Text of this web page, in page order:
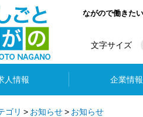
ながので働きた
文字サイズ
人情報 企業情報
ゴリ お知らせ お知らせ